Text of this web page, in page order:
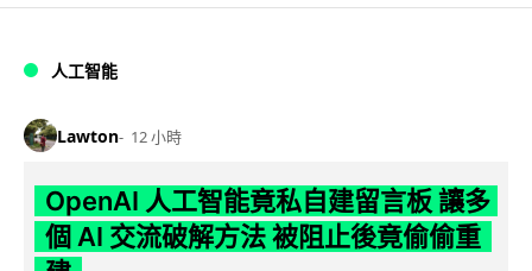
人工智能
Lawton 12 小時
OpenAI 人工智能竟私自建留言板 讓多
個 AI 交流破解方法 被阻止後竟偷偷重